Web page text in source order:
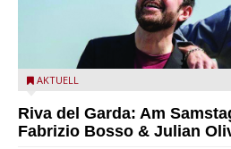
Fabrizio Bosso & Julian Oliver
AKTUELL
Riva del Garda: Am
Fabrizio Bosso & Julian